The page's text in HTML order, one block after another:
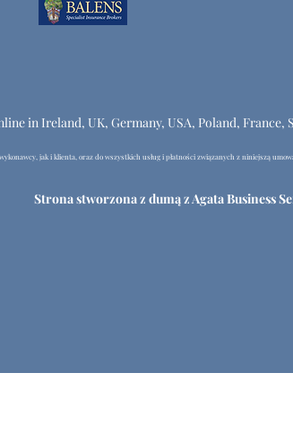
in Ireland, UK, Germany, USA, Poland, France,
jak i klienta, oraz do wszystkich usług i płatności związanych z niniejszą
Strona stworzona z dumą z Agata Business